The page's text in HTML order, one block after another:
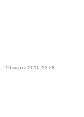
10 марта 2015, 12:28